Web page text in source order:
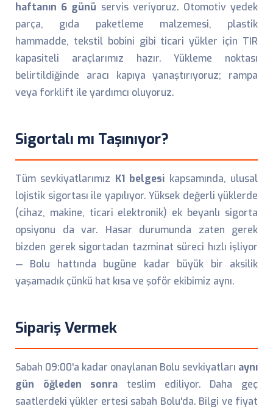
haftanın 6 günü servis veriyoruz. Otomotiv yedek
parça, gıda paketleme malzemesi, plastik
hammadde, tekstil bobini gibi ticari yükler için TIR
kapasiteli araçlarımız hazır. Yükleme noktası
belirtildiğinde aracı kapıya yanaştırıyoruz; rampa
veya forklift ile yardımcı oluyoruz.
Sigortalı mı Taşınıyor?
Tüm sevkiyatlarımız K1 belgesi kapsamında, ulusal
lojistik sigortası ile yapılıyor. Yüksek değerli yüklerde
(cihaz, makine, ticari elektronik) ek beyanlı sigorta
opsiyonu da var. Hasar durumunda zaten gerek
bizden gerek sigortadan tazminat süreci hızlı işliyor
— Bolu hattında bugüne kadar büyük bir aksilik
yaşamadık çünkü hat kısa ve şoför ekibimiz aynı.
Sipariş Vermek
Sabah 09:00'a kadar onaylanan Bolu sevkiyatları aynı
gün öğleden sonra teslim ediliyor. Daha geç
saatlerdeki yükler ertesi sabah Bolu'da. Bilgi ve fiyat